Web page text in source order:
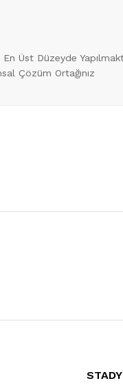
Üst Düzeyde
Çözüm Ortağınız